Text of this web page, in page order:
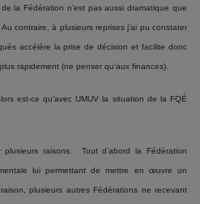
la Fédération n’est pas aussi dramatique que
contraire, à plusieurs reprises j’ai pu constater
accélère la prise de décision et facilite donc
rapidement (ne penser qu’aux finances).
est-ce qu’avec UMUV la situation de la FQÉ
raisons. Tout d’abord la Fédération
lui permettant de mettre en œuvre un
plusieurs autres Fédérations ne recevant